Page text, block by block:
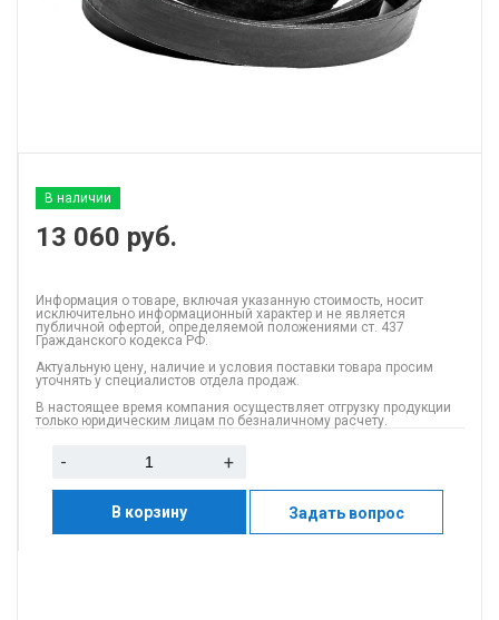
В наличии
13 060 руб.
Информация о товаре, включая указанную стоимость, носит
исключительно информационный характер и не является
публичной офертой, определяемой положениями ст. 437
Гражданского кодекса РФ.
Актуальную цену, наличие и условия поставки товара просим
уточнять у специалистов отдела продаж.
В настоящее время компания осуществляет отгрузку продукции
только юридическим лицам по безналичному расчету.
- +
В корзину Задать вопрос